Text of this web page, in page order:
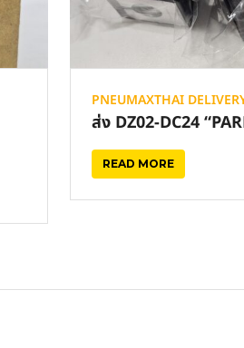
PNEUMAXTHAI
ส่ง DZ02-DC24
READ MORE